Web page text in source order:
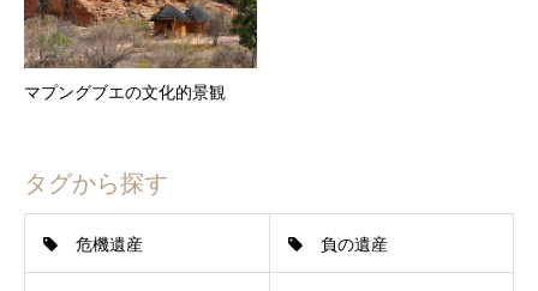
マプングブエの文化的景観
タグから探す
危機遺産 負の遺産